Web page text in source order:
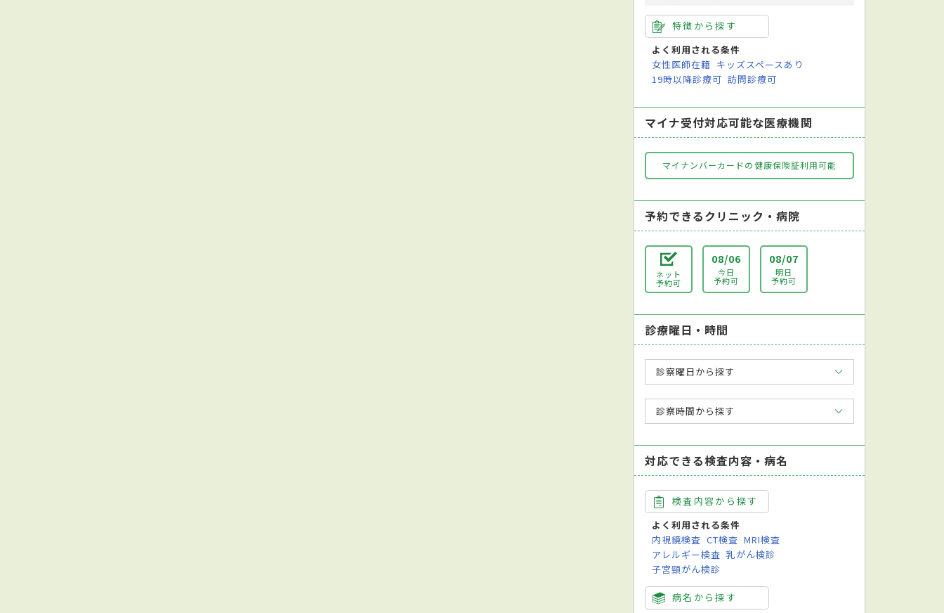
特徴から探す
よく利用される条件
女性医師在籍 キッズスペースあり
19時以降診療可 訪問診療可
マイナ受付対応可能な医療機関
マイナンバーカードの健康保険証利用可能
予約できるクリニック・病院
ネット
予約可
08/06
今日
予約可
08/07
明日
予約可
診療曜日・時間
診察曜日から探す
診察時間から探す
対応できる検査内容・病名
検査内容から探す
よく利用される条件
内視鏡検査 CT検査 MRI検査
アレルギー検査 乳がん検診
子宮頸がん検診
病名から探す